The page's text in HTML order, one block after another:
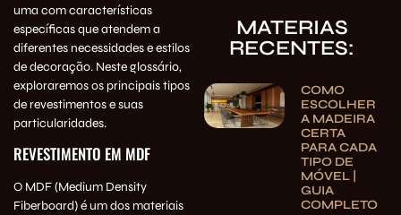
uma com características
específicas que atendem a
diferentes necessidades e estilos
de decoração. Neste glossário,
exploraremos os principais tipos
de revestimentos e suas
particularidades.
REVESTIMENTO EM MDF
O MDF (Medium Density
Fiberboard) é um dos materiais
MATERIAS
RECENTES:
COMO
ESCOLHER
A MADEIRA
CERTA
PARA CADA
TIPO DE
MÓVEL |
GUIA
COMPLETO